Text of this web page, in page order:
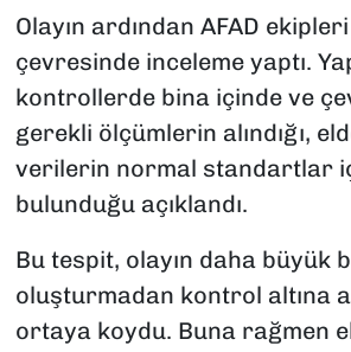
Olayın ardından AFAD
çevresinde inceleme yaptı.
kontrollerde bina içinde ve
gerekli ölçümlerin alındığı,
verilerin normal standartlar
bulunduğu açıklandı.
Bu tespit, olayın daha büyük
oluşturmadan kontrol altına
ortaya koydu. Buna rağmen